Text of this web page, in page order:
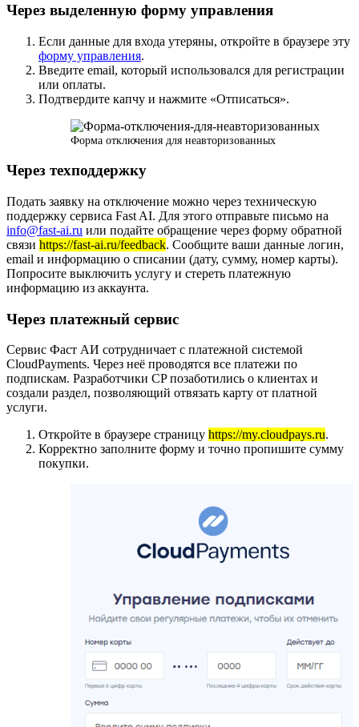
Через выделенную форму управления
Если данные для входа утеряны, откройте в браузере эту
форму управления.
Введите email, который использовался для регистрации
или оплаты.
Подтвердите капчу и нажмите «Отписаться».
Форма отключения для неавторизованных
Через техподдержку
Подать заявку на отключение можно через техническую
поддержку сервиса Fast AI. Для этого отправьте письмо на
info@fast-ai.ru или подайте обращение через форму обратной
связи https://fast-ai.ru/feedback. Сообщите ваши данные логин,
email и информацию о списании (дату, сумму, номер карты).
Попросите выключить услугу и стереть платежную
информацию из аккаунта.
Через платежный сервис
Сервис Фаст АИ сотрудничает с платежной системой
CloudPayments. Через неё проводятся все платежи по
подпискам. Разработчики CP позаботились о клиентах и
создали раздел, позволяющий отвязать карту от платной
услуги.
Откройте в браузере страницу https://my.cloudpays.ru.
Корректно заполните форму и точно пропишите сумму
покупки.